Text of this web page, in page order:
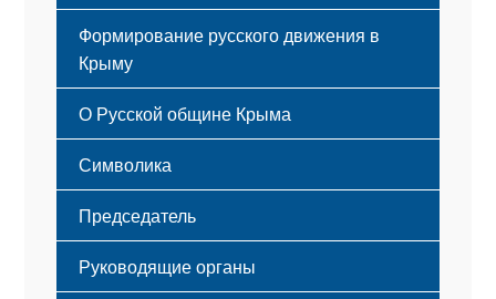
Формирование русского движения в
Крыму
Русский Крым
О Русской общине Крыма
Этапы становления
Принципы деятельности
Структура
Мероприятия
Символика
Флаг
Герб
Гимн
Председатель
Руководящие органы